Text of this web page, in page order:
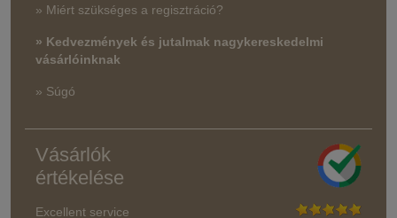
» Miért szükséges a regisztráció?
» Kedvezmények és jutalmak nagykereskedelmi
vásárlóinknak
» Súgó
Vásárlók
értékelése
Excellent service